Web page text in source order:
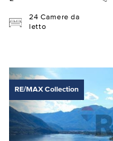
24 Camere da
letto
RE/MAX Collection